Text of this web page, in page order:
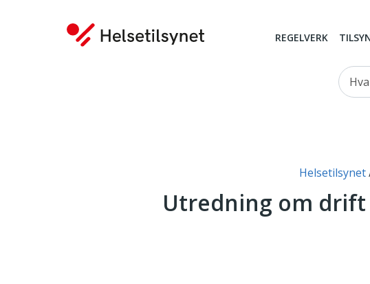
REGELVERK
Hva
Helsetilsynet
Utredning om